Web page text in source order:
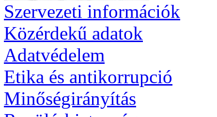
Szervezeti információk
Közérdekű adatok
Adatvédelem
Etika és antikorrupció
Minőségirányítás